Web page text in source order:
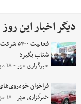
دیگر اخبار این روز
شتاب بگیرد
خبرگزاری مهر- ۱۸ مهر ۱۳۹۹
فراخوان
خبرگزاری مهر- ۱۸ مهر ۱۳۹۹